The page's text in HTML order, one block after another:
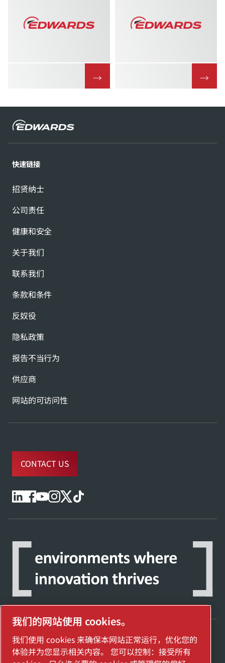
→ →
快速链接
招贤纳士
公司责任
健康和安全
关于我们
联系我们
条款和条件
反奴役
隐私政策
报告不当行为
供应商
网站的可访问性
CONTACT US
探索阿特拉斯·科普柯集团如何利用科技变革
未来。
我们的网站使用 cookies。
我们使用 cookies 来确保本网站正常运行，优化您的
体验并为您显示相关内容。 您可以控制：接受所有